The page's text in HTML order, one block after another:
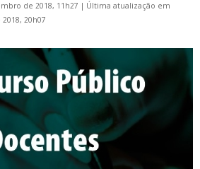
de 2018, 11h27 | Última atualização em
20h07